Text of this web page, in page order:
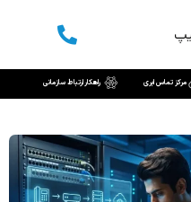
مرکز تماس ابری راهکار ارتباط سازمانی